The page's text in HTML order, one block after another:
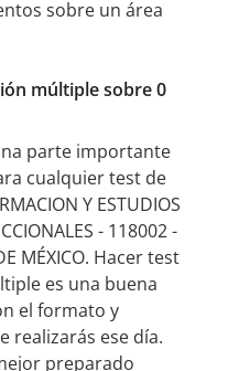
sobre un área
múltiple sobre 0
parte importante
cualquier test de
Y ESTUDIOS
- 118002 -
MÉXICO. Hacer test
es una buena
el formato y
realizarás ese día.
preparado